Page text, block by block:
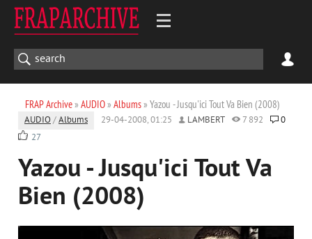
FRAP Archive» AUDIO» Albums» Yazou - Jusqu'ici Tout Va Bien (2008)
AUDIO /Albums 29-04-2008, 01:25 LAMBERT 7 892
0
27
Yazou - Jusqu'ici Tout Va
Bien (2008)